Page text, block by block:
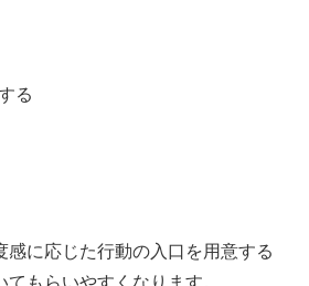
る
感に応じた行動の入口を用意する